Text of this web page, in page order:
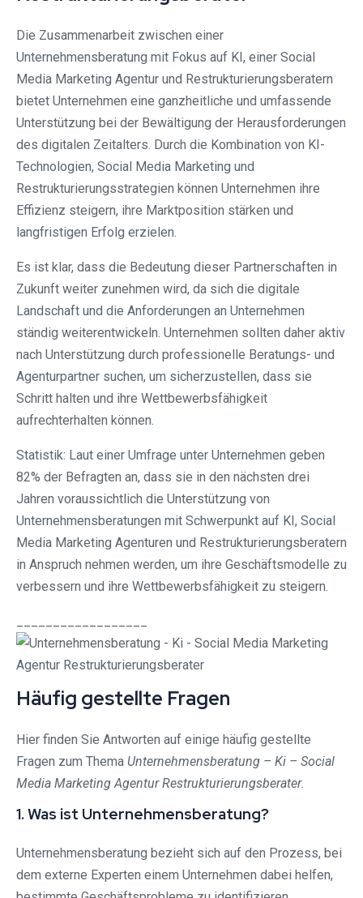
Die Zusammenarbeit zwischen einer
Unternehmensberatung mit Fokus auf KI, einer Social
Media Marketing Agentur und Restrukturierungsberatern
bietet Unternehmen eine ganzheitliche und umfassende
Unterstützung bei der Bewältigung der Herausforderungen
des digitalen Zeitalters. Durch die Kombination von KI-
Technologien, Social Media Marketing und
Restrukturierungsstrategien können Unternehmen ihre
Effizienz steigern, ihre Marktposition stärken und
langfristigen Erfolg erzielen.
Es ist klar, dass die Bedeutung dieser Partnerschaften in
Zukunft weiter zunehmen wird, da sich die digitale
Landschaft und die Anforderungen an Unternehmen
ständig weiterentwickeln. Unternehmen sollten daher aktiv
nach Unterstützung durch professionelle Beratungs- und
Agenturpartner suchen, um sicherzustellen, dass sie
Schritt halten und ihre Wettbewerbsfähigkeit
aufrechterhalten können.
Statistik: Laut einer Umfrage unter Unternehmen geben
82% der Befragten an, dass sie in den nächsten drei
Jahren voraussichtlich die Unterstützung von
Unternehmensberatungen mit Schwerpunkt auf KI, Social
Media Marketing Agenturen und Restrukturierungsberatern
in Anspruch nehmen werden, um ihre Geschäftsmodelle zu
verbessern und ihre Wettbewerbsfähigkeit zu steigern.
Häufig gestellte Fragen
Hier finden Sie Antworten auf einige häufig gestellte
Fragen zum Thema Unternehmensberatung – Ki – Social
Media Marketing Agentur Restrukturierungsberater.
1. Was ist Unternehmensberatung?
Unternehmensberatung bezieht sich auf den Prozess, bei
dem externe Experten einem Unternehmen dabei helfen,